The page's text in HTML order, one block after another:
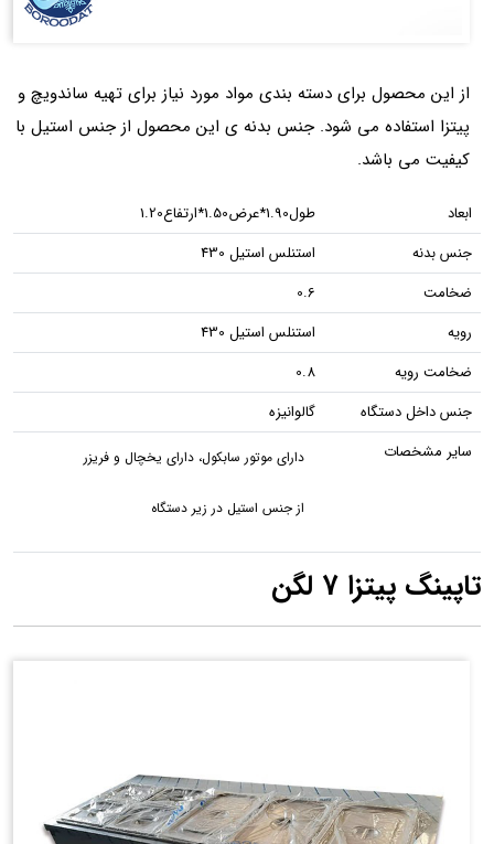
از این محصول برای دسته بندی مواد مورد نیاز برای تهیه ساندویچ و
پیتزا استفاده می شود. جنس بدنه ی این محصول از جنس استیل با
کیفیت می باشد.
ابعاد
طول1.90*عرض1.50*ارتفاع1.20
جنس بدنه
استنلس استیل 430
ضخامت
0.6
رویه
استنلس استیل 430
ضخامت رویه
0.8
جنس داخل دستگاه
گالوانیزه
سایر مشخصات
دارای موتور سابکول، دارای یخچال و فریزر
از جنس استیل در زیر دستگاه
تاپینگ پیتزا 7 لگن